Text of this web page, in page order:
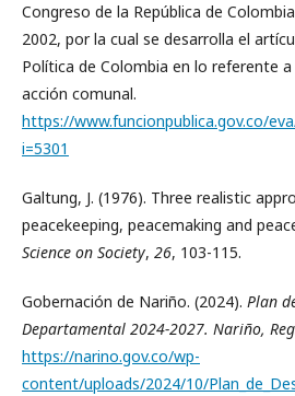
Congreso de la República de
2002, por la cual se desarrolla el
Política de Colombia en lo referente
acción comunal.
https://www.funcionpublica.gov.co/
i=5301
Galtung, J. (1976). Three realistic
peacekeeping, peacemaking and
Science on Society, 26, 103-115.
Gobernación de Nariño. (2024). Plan
Departamental 2024-2027. Nariño,
https://narino.gov.co/wp-
content/uploads/2024/10/